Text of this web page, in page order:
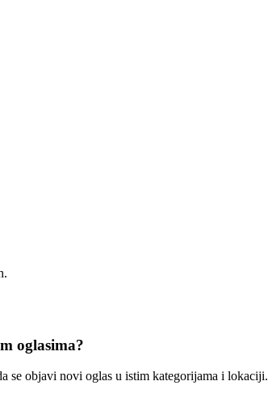
oglasima?
se objavi novi oglas u istim kategorijama i lokaciji.